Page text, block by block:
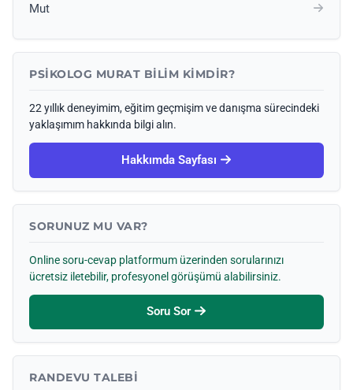
Mut
PSIKOLOG MURAT BILIM KIMDIR?
22 yıllık deneyimim, eğitim geçmişim ve danışma sürecindeki
yaklaşımım hakkında bilgi alın.
Hakkımda Sayfası
SORUNUZ MU VAR?
Online soru-cevap platformum üzerinden sorularınızı
ücretsiz iletebilir, profesyonel görüşümü alabilirsiniz.
Soru Sor
RANDEVU TALEBI